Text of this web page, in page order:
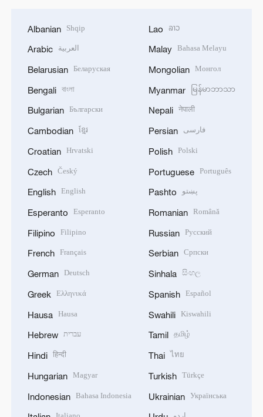
Albanian Shqip
Arabic العربية
Belarusian Беларуская
Bengali বাংলা
Bulgarian Български
Cambodian ខ្មែរ
Croatian Hrvatski
Czech Český
English English
Esperanto Esperanto
Filipino Filipino
French Français
German Deutsch
Greek Ελληνικά
Hausa Hausa
Hebrew עברית
Hindi हिन्दी
Hungarian Magyar
Indonesian Bahasa Indonesia
Lao ລາວ
Malay Bahasa Melayu
Mongolian Монгол
Myanmar မြန်မာဘာသာ
Nepali नेपाली
Persian فارسی
Polish Polski
Portuguese Português
Pashto پښتو
Romanian Română
Russian Русский
Serbian Српски
Sinhala සිංහල
Spanish Español
Swahili Kiswahili
Tamil தமிழ்
Thai ไทย
Turkish Türkçe
Ukrainian Українська